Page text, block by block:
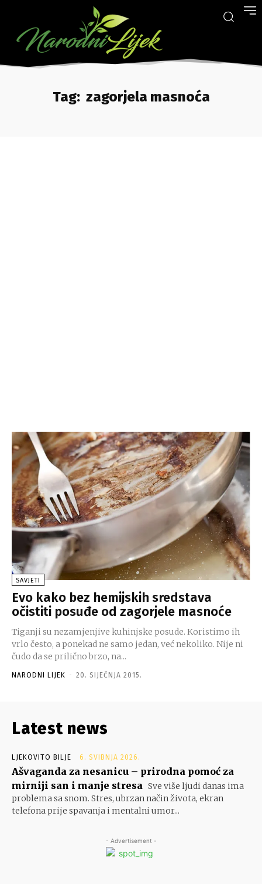
Tag: zagorjela masnoća
SAVJETI
Evo kako bez hemijskih sredstava
očistiti posuđe od zagorjele masnoće
Tiganji su nezamjenjive kuhinjske posude. Koristimo ih
vrlo često, a ponekad ne samo jedan, već nekoliko. Nije ni
čudo da se prilično brzo, na...
NARODNI LIJEK - 20. SIJEČNJA 2015.
Latest news
LJEKOVITO BILJE 6. SVIBNJA 2026.
Ašvaganda za nesanicu – prirodna pomoć za
mirniji san i manje stresa Sve više ljudi danas ima
problema sa snom. Stres, ubrzan način života, ekran
telefona prije spavanja i mentalni umor...
- Advertisement -